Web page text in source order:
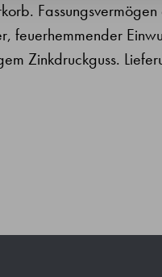
feuerhemmender
Zinkdruckguss.